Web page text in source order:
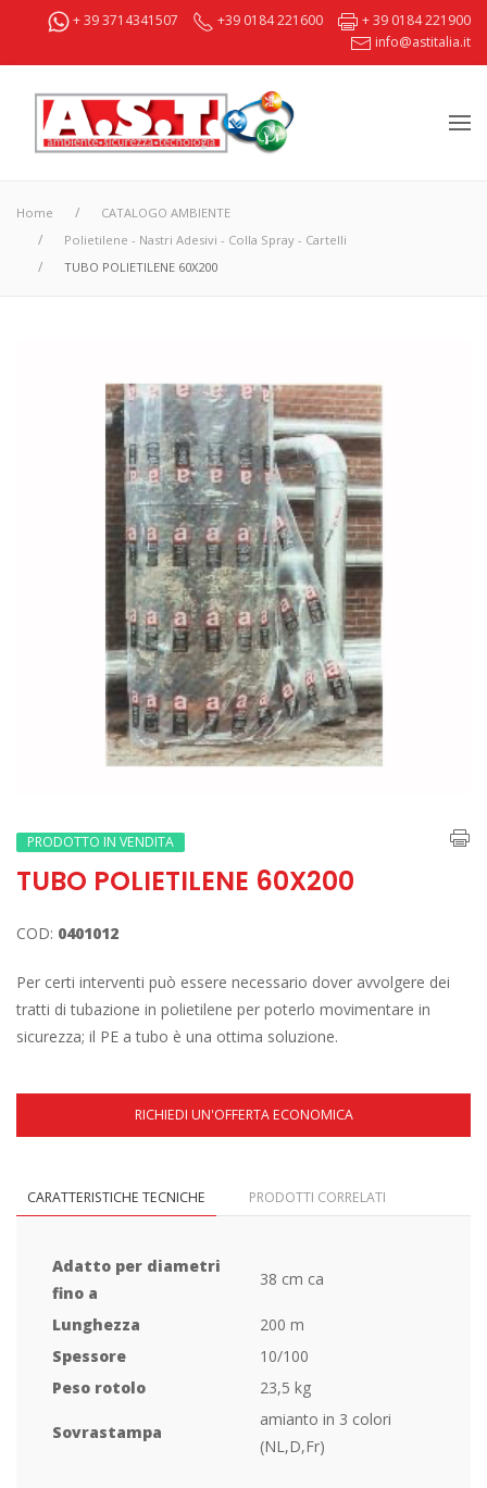
+ 39 3714341507 +39 0184 221600
+ 39 0184 221900
info@astitalia.it
Home
CATALOGO AMBIENTE
Polietilene - Nastri Adesivi - Colla Spray - Cartelli
TUBO POLIETILENE 60X200
PRODOTTO IN VENDITA
TUBO POLIETILENE 60X200
COD: 0401012
Per certi interventi può essere necessario dover avvolgere dei
tratti di tubazione in polietilene per poterlo movimentare in
sicurezza; il PE a tubo è una ottima soluzione.
RICHIEDI UN'OFFERTA ECONOMICA
CARATTERISTICHE TECNICHE PRODOTTI CORRELATI
Adatto per diametri
fino a
38 cm ca
Lunghezza
200 m
Spessore
10/100
Peso rotolo
23,5 kg
Sovrastampa
amianto in 3 colori
(NL,D,Fr)